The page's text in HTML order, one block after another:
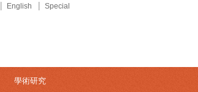
English Special
學術研究